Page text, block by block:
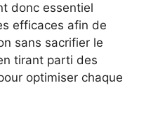
donc essentiel
efficaces afin de
sans sacrifier le
tirant parti des
optimiser chaque